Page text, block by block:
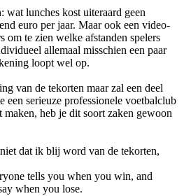
lunches kost uiteraard geen
euro per jaar. Maar ook een video-
om te zien welke afstanden spelers
allemaal misschien een paar
loopt wel op.
van de tekorten maar zal een deel
serieuze professionele voetbalclub
heb je dit soort zaken gewoon
dat ik blij word van de tekorten,
tells you when you win, and
when you lose.